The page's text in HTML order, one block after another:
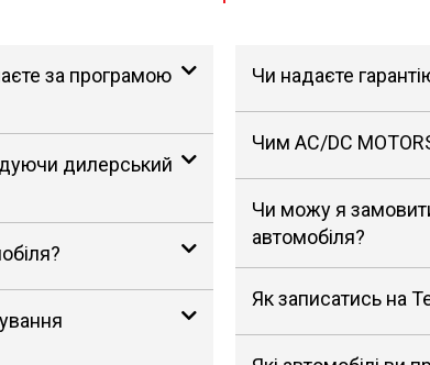
за програмою
дилерський
Чи надаєте
Чим AC/DC
Чи можу я
автомобіля?
Як записатись на